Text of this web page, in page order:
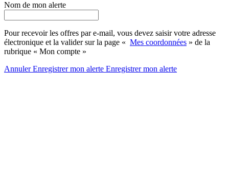
Nom de mon alerte
Pour recevoir les offres par e-mail, vous devez saisir votre adresse
électronique et la valider sur la page « Mes coordonnées » de la
rubrique « Mon compte »
AnnulerEnregistrer mon alerte Enregistrermon alerte